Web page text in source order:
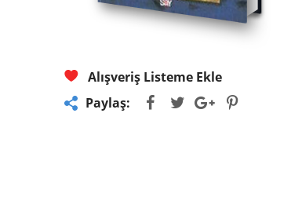
Alışveriş Listeme Ekle
Paylaş: